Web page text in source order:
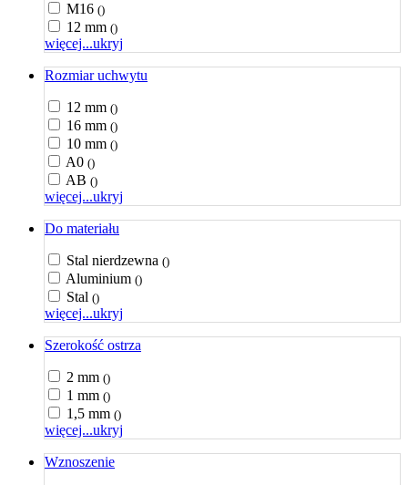
M16 ()
12 mm ()
więcej...ukryj
Rozmiar uchwytu
12 mm ()
16 mm ()
10 mm ()
A0 ()
AB ()
więcej...ukryj
Do materiału
Stal nierdzewna ()
Aluminium ()
Stal ()
więcej...ukryj
Szerokość ostrza
2 mm ()
1 mm ()
1,5 mm ()
więcej...ukryj
Wznoszenie